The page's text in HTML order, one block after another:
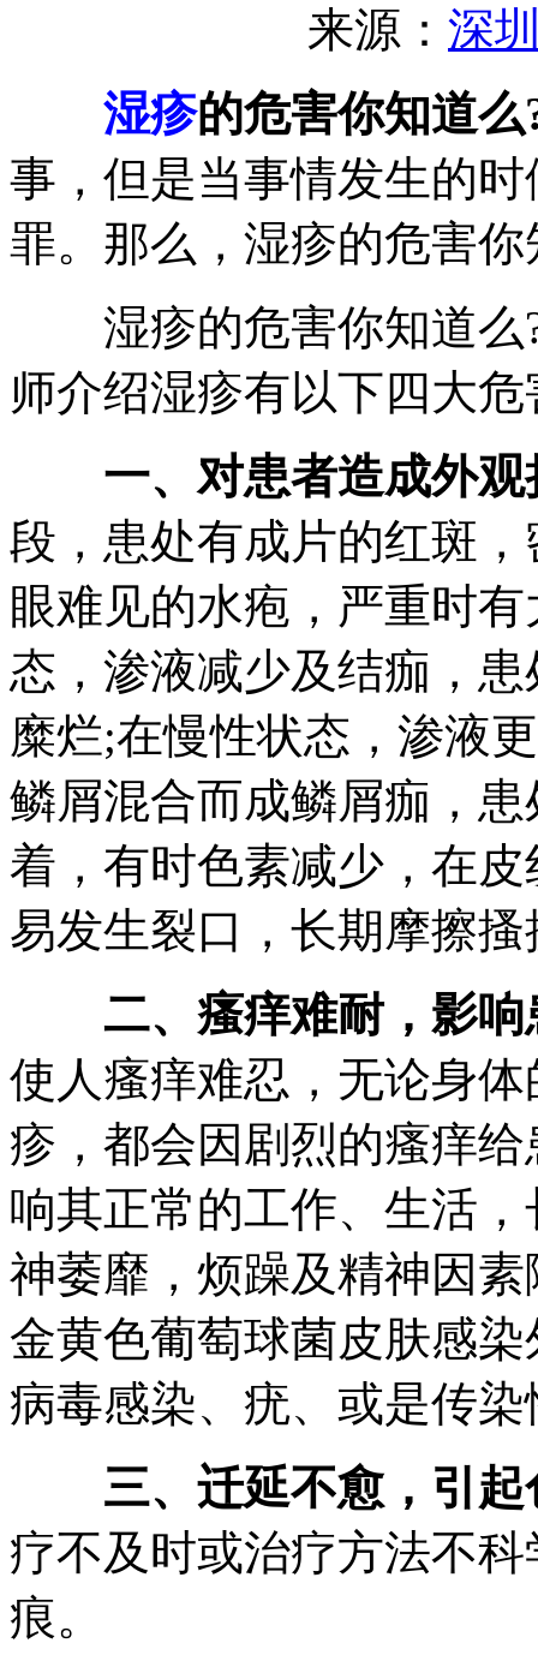
来源： 深
湿疹的危害你知道么
事，但是当事情发生的
罪。那么，湿疹的危害
湿疹的危害你知道么
师介绍湿疹有以下四大危
一、对患者造成外观
段，患处有成片的红斑
眼难见的水疱，严重时
态，渗液减少及结痂，
糜烂;在慢性状态，渗液
鳞屑混合而成鳞屑痂，
着，有时色素减少，在
易发生裂口，长期摩擦
二、瘙痒难耐，影响
使人瘙痒难忍，无论身
疹，都会因剧烈的瘙痒
响其正常的工作、生活
神萎靡，烦躁及精神因
金黄色葡萄球菌皮肤感
病毒感染、疣、或是传
三、迁延不愈，引起
疗不及时或治疗方法不
痕。